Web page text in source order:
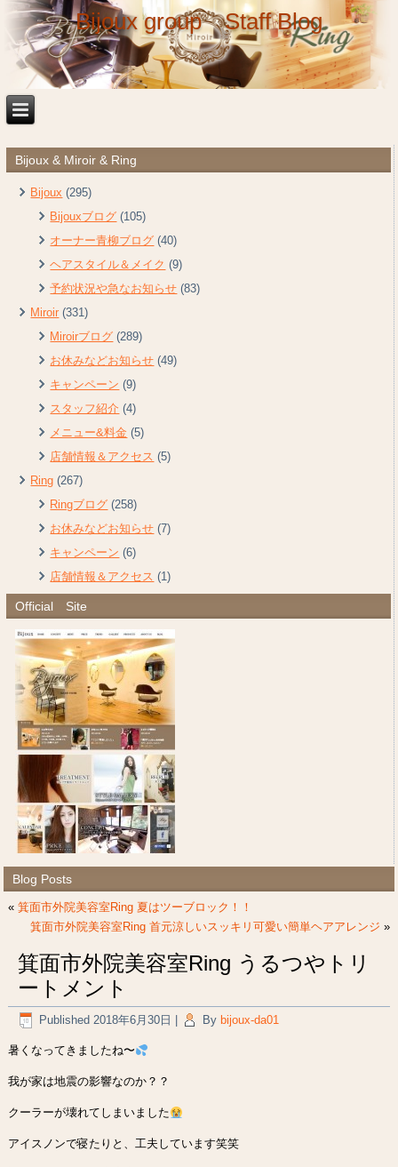
Bijoux group Staff Blog
Bijoux & Miroir & Ring
Bijoux (295)
Bijouxブログ (105)
オーナー青柳ブログ (40)
ヘアスタイル＆メイク (9)
予約状況や急なお知らせ (83)
Miroir (331)
Miroirブログ (289)
お休みなどお知らせ (49)
キャンペーン (9)
スタッフ紹介 (4)
メニュー&料金 (5)
店舗情報＆アクセス (5)
Ring (267)
Ringブログ (258)
お休みなどお知らせ (7)
キャンペーン (6)
店舗情報＆アクセス (1)
Official Site
Blog Posts
«箕面市外院美容室Ring 夏はツーブロック！！
箕面市外院美容室Ring 首元涼しいスッキリ可愛い簡単ヘアアレンジ »
箕面市外院美容室Ring うるつやトリ
ートメント
Published 2018年6月30日 By bijoux-da01
暑くなってきましたね〜
我が家は地震の影響なのか？？
クーラーが壊れてしまいました
アイスノンで寝たりと、工夫しています笑笑